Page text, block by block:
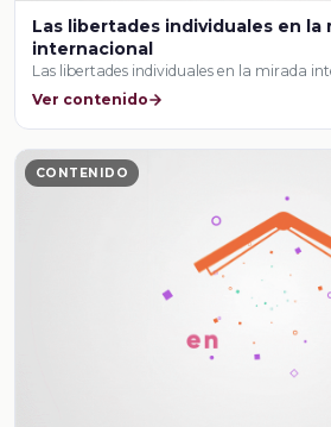
Las libertades individuales en la
internacional
Las libertades individuales en la mirada
Ver contenido
CONTENIDO